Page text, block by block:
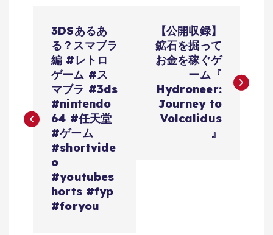
ビ
3DSあるあ
る？スマブラ
編 #レトロ
ゲーム #ス
マブラ #3ds
#nintendo
64 #任天堂
#ゲーム
#shortvide
o
#youtubes
horts #fyp
#foryou
【公開収録】
鉱石を掘って
お金を稼ぐゲ
ーム『
Hydroneer:
Journey to
Volcalidus
』